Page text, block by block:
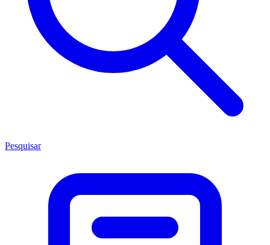
Pesquisar